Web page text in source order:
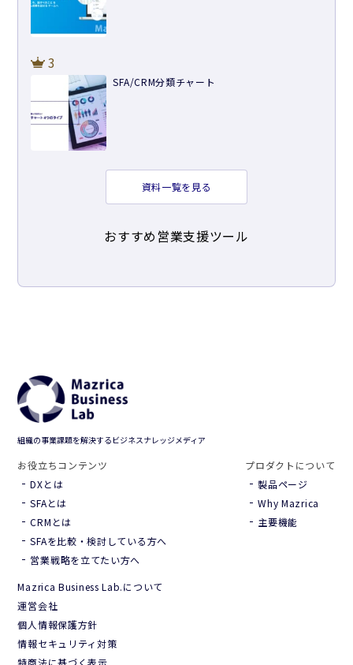
3
SFA/CRM分類チャート
資料一覧を見る
おすすめ営業支援ツール
組織の事業課題を解決するビジネスナレッジメディア
お役立ちコンテンツ
DXとは
SFAとは
CRMとは
SFAを比較・検討している方へ
営業戦略を立てたい方へ
プロダクトについて
製品ページ
Why Mazrica
主要機能
Mazrica Business Lab.について
運営会社
個人情報保護方針
情報セキュリティ対策
特商法に基づく表示